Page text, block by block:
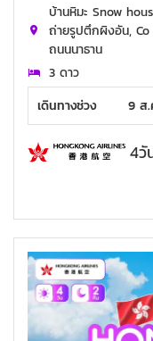
บ้านหิมะ Snow
ถ่ายรูปตึกผิงอัน,
ถนนนาธาน
3 ดาว
เดินทางช่วง
9 ส
4วั